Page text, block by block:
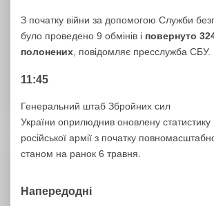
З початку війни за допомогою Служби
було проведено 9 обмінів і повернуто
полонених, повідомляє пресслужба СБУ.
11:45
Генеральний штаб Збройних сил
України оприлюднив оновлену
російської армії з початку
станом на ранок 6 травня.
Напередодні